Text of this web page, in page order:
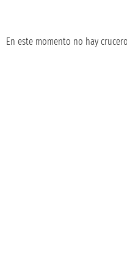
En este momento no hay